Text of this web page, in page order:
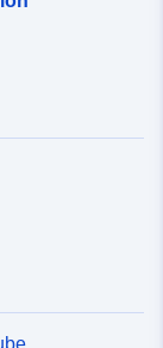
services